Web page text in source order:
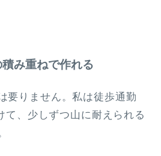
み重ねで作れる
要りません。私は徒歩通勤
て、少しずつ山に耐えられる